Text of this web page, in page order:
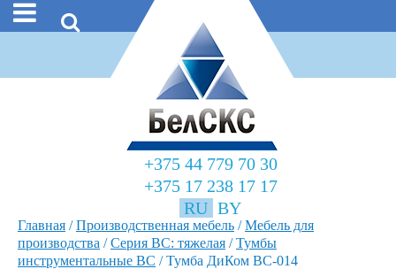
+375 44 779 70 30
+375 17 238 17 17
RU BY
Главная /Производственная мебель /Мебель для
производства /Серия ВС: тяжелая /Тумбы
инструментальные ВС /Тумба ДиКом ВС-014